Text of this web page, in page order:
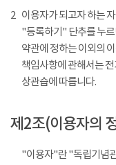
2 이용자가 되고자 하는
"등록하기" 단추를 누르
약관에 정하는 이외의
책임사항에 관해서는
상관습에 따릅니다.
제2조(이용자의
"이용자"란 "독립기념